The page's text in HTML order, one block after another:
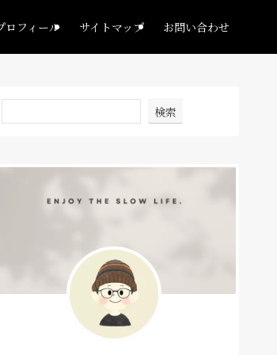
ロフィール サイトマップ お問い合わせ
検索